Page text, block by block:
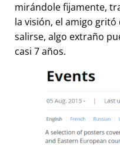
mirándole fijamente,
la visión, el amigo
salirse, algo extraño
casi 7 años.